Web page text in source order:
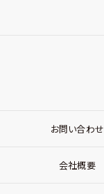
お問い合わせ
会社概要